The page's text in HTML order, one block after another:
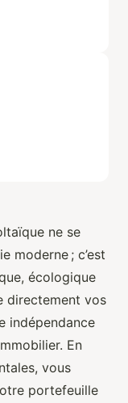
ne se
moderne ; c’est
écologique
directement vos
indépendance
En
vous
portefeuille